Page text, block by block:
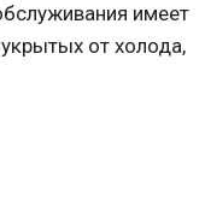
имеет
от холода,